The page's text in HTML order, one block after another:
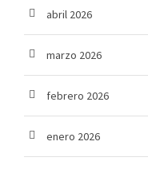
abril 2026
marzo 2026
febrero 2026
enero 2026